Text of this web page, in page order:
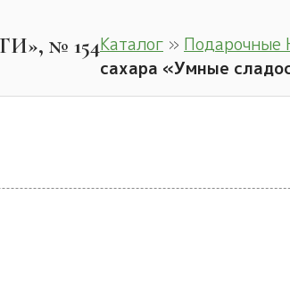
№ 154Каталог » Подарочные
сахара «Умные